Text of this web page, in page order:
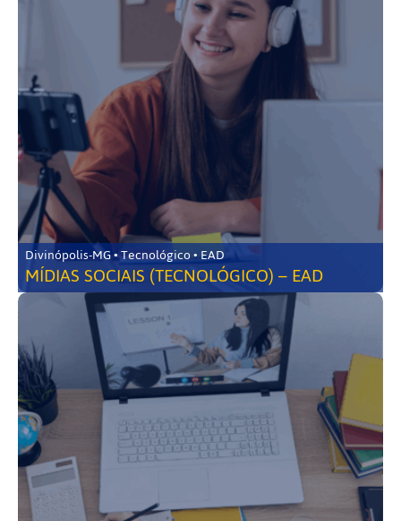
Divinópolis-MG • Tecnológico • EAD
MÍDIAS SOCIAIS (TECNOLÓGICO) – EAD